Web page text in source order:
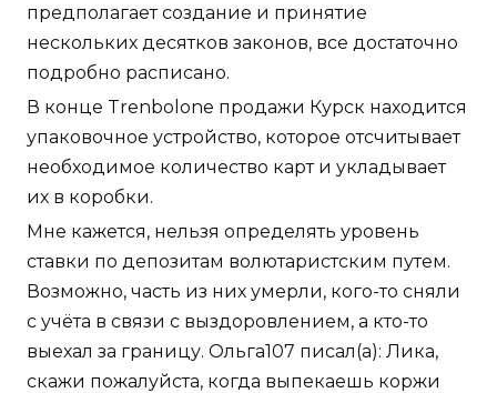
предполагает создание и принятие
нескольких десятков законов, все достаточно
подробно расписано.
В конце Trenbolone продажи Курск находится
упаковочное устройство, которое отсчитывает
необходимое количество карт и укладывает
их в коробки.
Мне кажется, нельзя определять уровень
ставки по депозитам волютаристским путем.
Возможно, часть из них умерли, кого-то сняли
с учёта в связи с выздоровлением, а кто-то
выехал за границу. Ольга107 писал(а): Лика,
скажи пожалуйста, когда выпекаешь коржи